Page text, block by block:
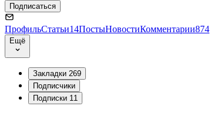
Подписаться
ПрофильСтатьи14ПостыНовостиКомментарии874
Ещё
Закладки 269
Подписчики
Подписки 11